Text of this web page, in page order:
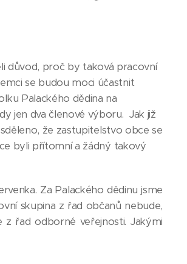
důvod, proč by taková pracovní
se budou moci účastnit
Palackého dědina na
jen dva členové výboru. Jak již
že zastupitelstvo obce se
byli přítomní a žádný takový
Za Palackého dědinu jsme
skupina z řad občanů nebude,
řad odborné veřejnosti. Jakými